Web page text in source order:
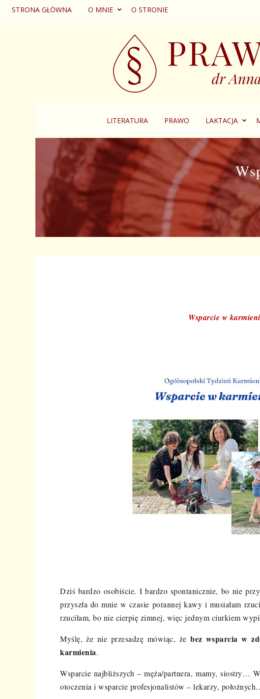
STRONA GŁÓWNA O MNIE O STRONIE
LITERATURA PRAWO LAKTACJA
Wsparcie w
Dziś bardzo osobiście. I bardzo spontanicznie, bo nie
przyszła do mnie w czasie porannej kawy i musiałam
rzuciłam, bo nie cierpię zimnej, więc jednym ciurkiem
Myślę, że nie przesadzę mówiąc, żebez wsparcia w
karmienia.
Wsparcie najbliższych – męża/partnera, mamy, siostry…
otoczenia i wsparcie profesjonalistów – lekarzy,